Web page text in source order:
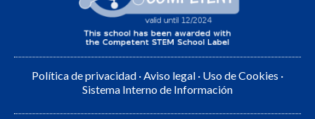
Política de privacidad ·Aviso legal · Uso de Cookies ·
Sistema Interno de Información